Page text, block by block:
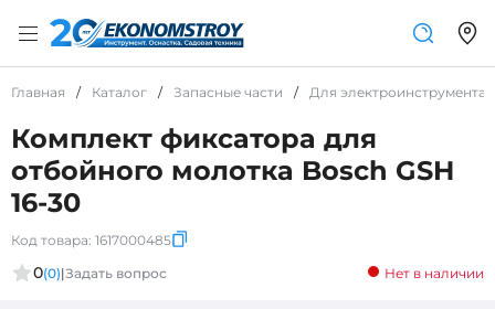
Главная / Каталог / Запасные части / Для электроинструмента
Комплект фиксатора для
отбойного молотка Bosch GSH
16-30
Код товара: 1617000485
0(0)|Задать вопрос Нет в наличии